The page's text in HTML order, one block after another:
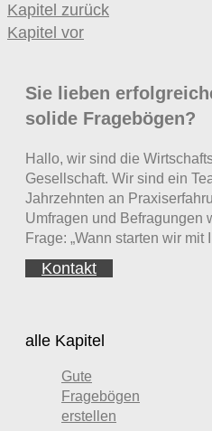
Kapitel zurück
Kapitel vor
Sie lieben
solide Fragebögen?
Hallo, wir sind die
Gesellschaft. Wir sind ein
Jahrzehnten an
Umfragen und Befragungen
Frage: „Wann starten wir mit
Kontakt
alle Kapitel
Gute
Fragebögen
erstellen